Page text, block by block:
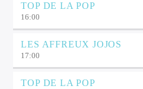
TOP DE LA POP
16:00
LES AFFREUX JOJOS
17:00
TOP DE LA POP